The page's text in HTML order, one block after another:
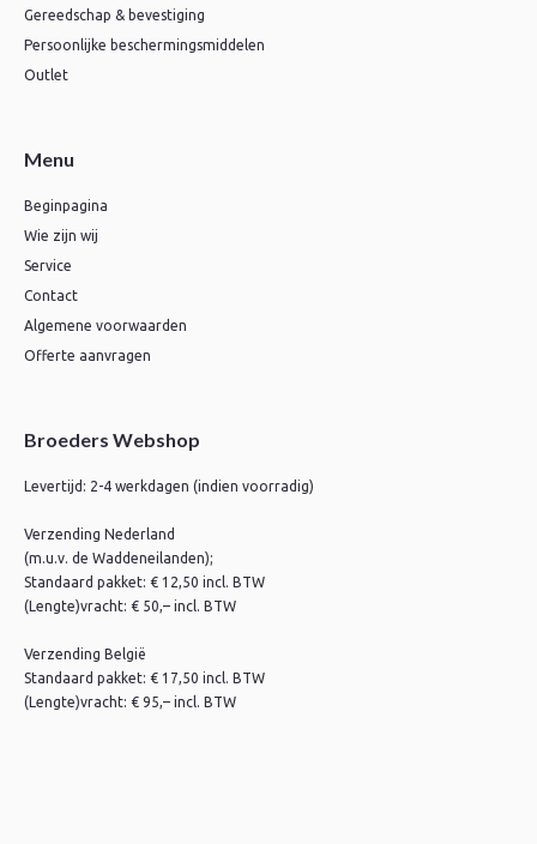
Gereedschap & bevestiging
Persoonlijke beschermingsmiddelen
Outlet
Menu
Beginpagina
Wie zijn wij
Service
Contact
Algemene voorwaarden
Offerte aanvragen
Broeders Webshop
Levertijd: 2-4 werkdagen (indien voorradig)
Verzending Nederland
(m.u.v. de Waddeneilanden);
Standaard pakket: € 12,50 incl. BTW
(Lengte)vracht: € 50,– incl. BTW
Verzending België
Standaard pakket: € 17,50 incl. BTW
(Lengte)vracht: € 95,– incl. BTW